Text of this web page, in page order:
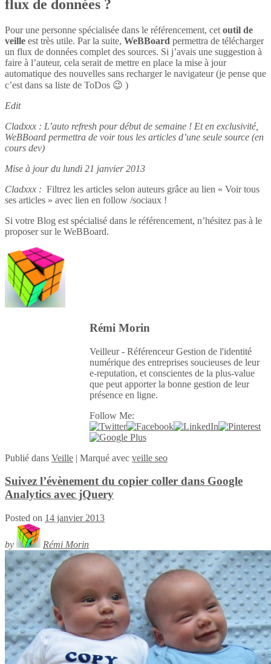
flux de données ?
Pour une personne spécialisée dans le référencement, cet outil de
veille est très utile. Par la suite, WeBBoard permettra de télécharger
un flux de données complet des sources. Si j’avais une suggestion à
faire à l’auteur, cela serait de mettre en place la mise à jour
automatique des nouvelles sans recharger le navigateur (je pense que
c’est dans sa liste de ToDos 😉 )
Edit
Cladxxx : L’auto refresh pour début de semaine ! Et en exclusivité,
WeBBoard permettra de voir tous les articles d’une seule source (en
cours dev)
Mise à jour du lundi 21 janvier 2013
Cladxxx : Filtrez les articles selon auteurs grâce au lien « Voir tous
ses articles » avec lien en follow /sociaux !
Si votre Blog est spécialisé dans le référencement, n’hésitez pas à le
proposer sur le WeBBoard.
Rémi Morin
Veilleur - Référenceur Gestion de l'identité
numérique des entreprises soucieuses de leur
e-reputation, et conscientes de la plus-value
que peut apporter la bonne gestion de leur
présence en ligne.
Follow Me:
Publié dans Veille | Marqué avec veille seo
Suivez l’évènement du copier coller dans Google
Analytics avec jQuery
Posted on 14 janvier 2013
by Rémi Morin